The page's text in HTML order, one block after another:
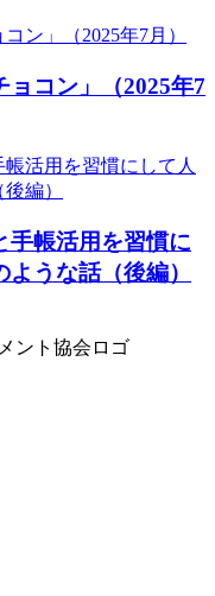
コン」（2025年7
手帳活用を習慣に
うな話（後編）